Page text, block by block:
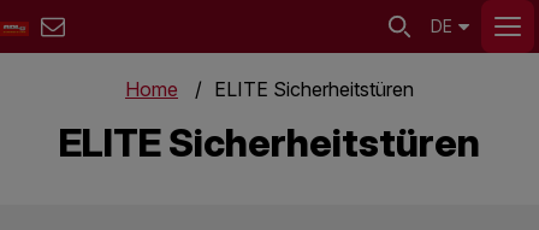
DE
Home ELITE Sicherheitstüren
ELITE Sicherheitstüren